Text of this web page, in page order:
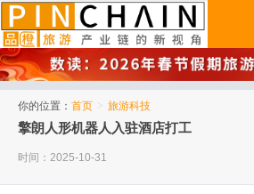
你的位置： 首页 > 旅游科技
擎朗人形机器人入驻酒店打工
时间：2025-10-31